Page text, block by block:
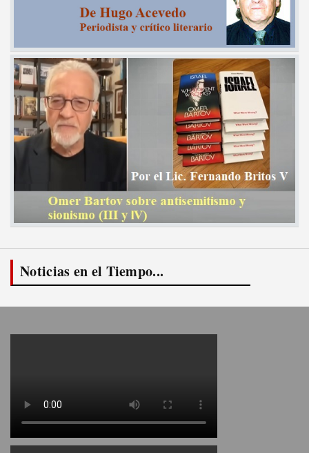
Noticias en el Tiempo...